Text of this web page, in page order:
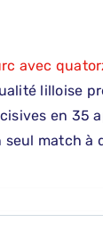
avec
lilloise
en 35
seul match